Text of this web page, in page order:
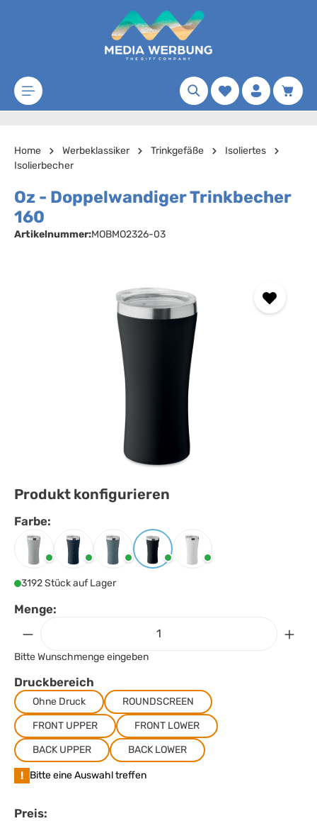
Zum Hauptinhalt springen
Merkzettel
Home Werbeklassiker Trinkgefäße
Isoliertes
Isolierbecher
Oz - Doppelwandiger Trinkbecher
160
Artikelnummer:MOBMO2326-03
Produkt konfigurieren
Farbe:
Farbe auswählen
Grau MarineblauPetrol Schwarz Weiss
3192 Stück auf Lager
Menge:
Bitte Wunschmenge eingeben
Druckbereich
Ohne Druck
ROUNDSCREEN
FRONT UPPER
FRONT LOWER
BACK UPPER
BACK LOWER
! Bitte eine Auswahl treffen
Preis: